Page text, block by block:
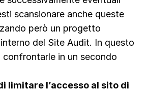
scansionare anche queste
però un progetto
del Site Audit. In questo
in un secondo
limitare l’accesso al sito di